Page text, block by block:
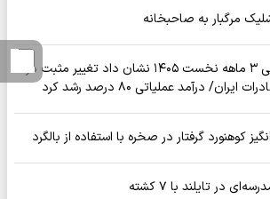
مرگبار به صاحبخانه
بررسی صورت‌های مالی ۳ ماهه نخست ۱۴۰۵ نشان داد تغییر مثبت در
درآمد عملیاتی ۸۰ درصد رشد کرد
کوهنورد گرفتار در صخره با استفاده از بالگرد
در تایلند با ۷ کشته